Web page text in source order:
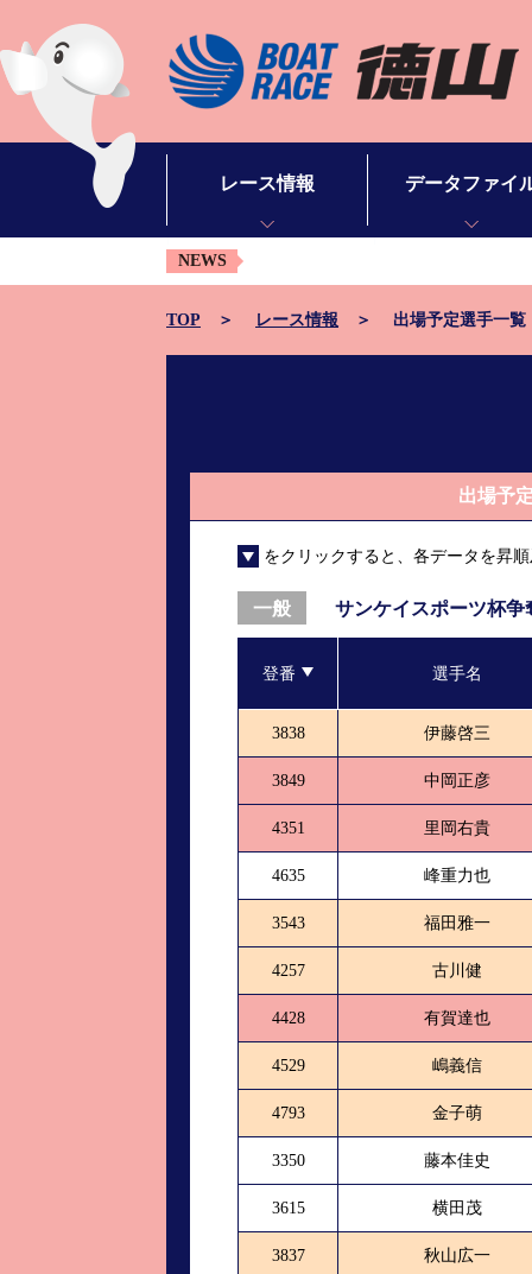
レース情報
シリーズインデックス
出場予定選手一覧
モーター抽選結果・前検タイムランキング
進入コース別選手成績
全国進入コース別選手成績
データファイ
ボートデータ
山口支部選手一覧
山口支部選手優勝
スター候補選手＆
ムービー集
NEWS
TOP レース情報 出場予定選手一覧
出場予
をクリックすると、各データを昇
一般 サンケイスポーツ杯争
登番 選手名
3838 伊藤啓三
3849 中岡正彦
4351 里岡右貴
4635 峰重力也
3543 福田雅一
4257 古川健
4428 有賀達也
4529 嶋義信
4793 金子萌
3350 藤本佳史
3615 横田茂
3837 秋山広一